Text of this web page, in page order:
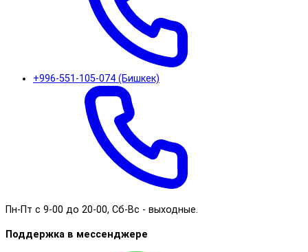
+996-551-105-074 (Бишкек)
Пн-Пт с 9-00 до 20-00, Сб-Вс - выходные.
Поддержка в мессенджере